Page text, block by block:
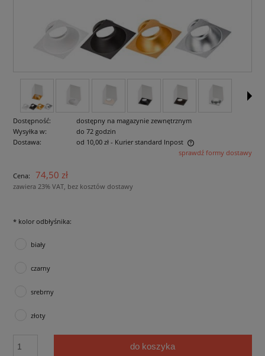
Dostępność:
dostępny na magazynie zewnętrznym
Wysyłka w:
do 72 godzin
Dostawa:
od 10,00 zł - Kurier standard Inpost
Cena nie zawiera ewentualnych kosztów płatnościsprawdź formy dostawy
Cena: 74,50 zł
zawiera 23% VAT, bez kosztów dostawy
* kolor odbłyśnika:
biały
czarny
srebrny
złoty
do koszyka